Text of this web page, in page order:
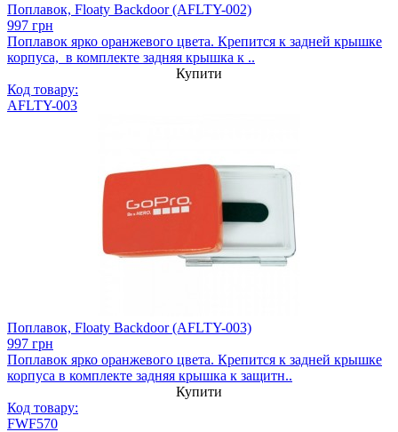
Поплавок, Floaty Backdoor (AFLTY-002)
997 грн
Поплавок ярко оранжевого цвета. Крепится к задней крышке
корпуса, в комплекте задняя крышка к ..
Купити
Код товару:
AFLTY-003
Поплавок, Floaty Backdoor (AFLTY-003)
997 грн
Поплавок ярко оранжевого цвета. Крепится к задней крышке
корпуса в комплекте задняя крышка к защитн..
Купити
Код товару:
FWF570